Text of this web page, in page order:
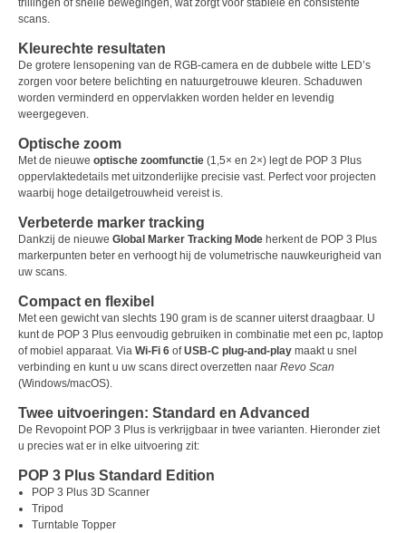
trillingen of snelle bewegingen, wat zorgt voor stabiele en consistente
scans.
Kleurechte resultaten
De grotere lensopening van de RGB-camera en de dubbele witte LED’s
zorgen voor betere belichting en natuurgetrouwe kleuren. Schaduwen
worden verminderd en oppervlakken worden helder en levendig
weergegeven.
Optische zoom
Met de nieuwe optische zoomfunctie (1,5× en 2×) legt de POP 3 Plus
oppervlaktedetails met uitzonderlijke precisie vast. Perfect voor projecten
waarbij hoge detailgetrouwheid vereist is.
Verbeterde marker tracking
Dankzij de nieuwe Global Marker Tracking Mode herkent de POP 3 Plus
markerpunten beter en verhoogt hij de volumetrische nauwkeurigheid van
uw scans.
Compact en flexibel
Met een gewicht van slechts 190 gram is de scanner uiterst draagbaar. U
kunt de POP 3 Plus eenvoudig gebruiken in combinatie met een pc, laptop
of mobiel apparaat. Via Wi-Fi 6 ofUSB-C plug-and-play maakt u snel
verbinding en kunt u uw scans direct overzetten naar Revo Scan
(Windows/macOS).
Twee uitvoeringen: Standard en Advanced
De Revopoint POP 3 Plus is verkrijgbaar in twee varianten. Hieronder ziet
u precies wat er in elke uitvoering zit:
POP 3 Plus Standard Edition
POP 3 Plus 3D Scanner
Tripod
Turntable Topper